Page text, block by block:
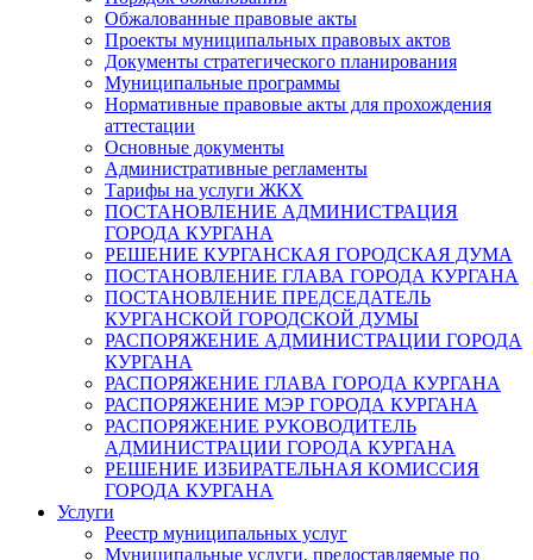
Обжалованные правовые акты
Проекты муниципальных правовых актов
Документы стратегического планирования
Муниципальные программы
Нормативные правовые акты для прохождения
аттестации
Основные документы
Административные регламенты
Тарифы на услуги ЖКХ
ПОСТАНОВЛЕНИЕ АДМИНИСТРАЦИЯ
ГОРОДА КУРГАНА
РЕШЕНИЕ КУРГАНСКАЯ ГОРОДСКАЯ ДУМА
ПОСТАНОВЛЕНИЕ ГЛАВА ГОРОДА КУРГАНА
ПОСТАНОВЛЕНИЕ ПРЕДСЕДАТЕЛЬ
КУРГАНСКОЙ ГОРОДСКОЙ ДУМЫ
РАСПОРЯЖЕНИЕ АДМИНИСТРАЦИИ ГОРОДА
КУРГАНА
РАСПОРЯЖЕНИЕ ГЛАВА ГОРОДА КУРГАНА
РАСПОРЯЖЕНИЕ МЭР ГОРОДА КУРГАНА
РАСПОРЯЖЕНИЕ РУКОВОДИТЕЛЬ
АДМИНИСТРАЦИИ ГОРОДА КУРГАНА
РЕШЕНИЕ ИЗБИРАТЕЛЬНАЯ КОМИССИЯ
ГОРОДА КУРГАНА
Услуги
Реестр муниципальных услуг
Муниципальные услуги, предоставляемые по